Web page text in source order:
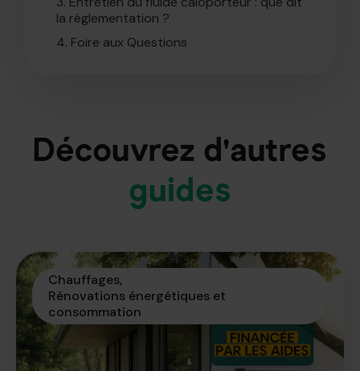
la réglementation ?
4. Foire aux Questions
Découvrez d'autres
guides
Chauffages
Rénovations énergétiques et
consommation